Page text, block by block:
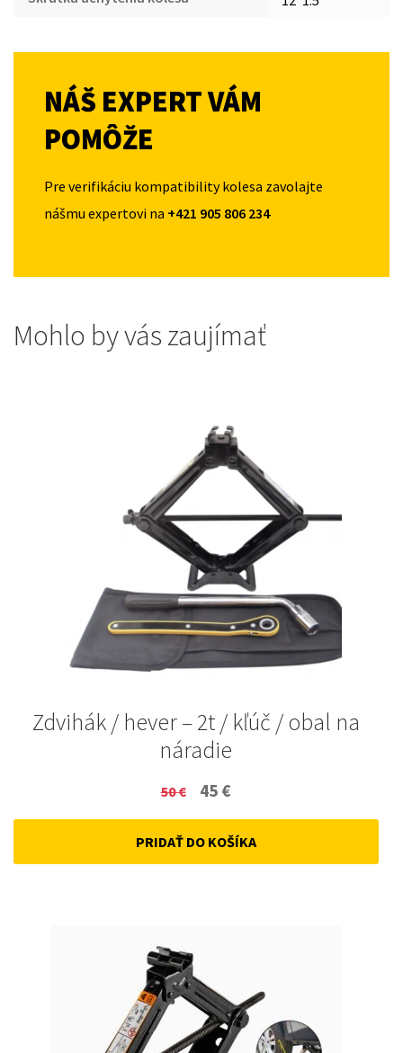
NÁŠ EXPERT VÁM
POMÔŽE
Pre verifikáciu kompatibility kolesa zavolajte
nášmu expertovi na +421 905 806 234
Mohlo by vás zaujímať
Zdvihák / hever – 2t / kľúč / obal na
náradie
50€
Original
price
was:
45 €
price
is:
PRIDAŤ DO KOŠÍKA